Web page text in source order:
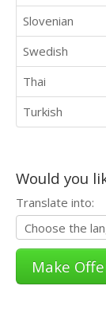
Slovenian
Swedish
Thai
Turkish
Would you
Translate into: